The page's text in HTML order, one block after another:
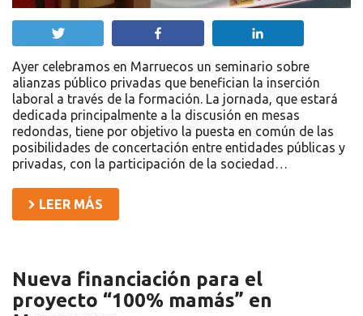
Ayer celebramos en Marruecos un seminario sobre
alianzas público privadas que benefician la inserción
laboral a través de la formación. La jornada, que estará
dedicada principalmente a la discusión en mesas
redondas, tiene por objetivo la puesta en común de las
posibilidades de concertación entre entidades públicas y
privadas, con la participación de la sociedad…
LEER MÁS
Nueva financiación para el
proyecto “100% mamás” en